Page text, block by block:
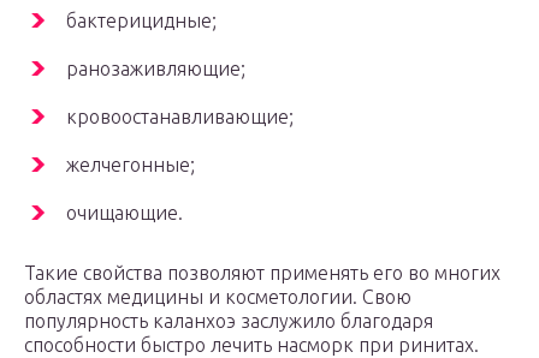
бактерицидные;
ранозаживляющие;
кровоостанавливающие;
желчегонные;
очищающие.
Такие свойства позволяют применять его во многих
областях медицины и косметологии. Свою
популярность каланхоэ заслужило благодаря
способности быстро лечить насморк при ринитах.